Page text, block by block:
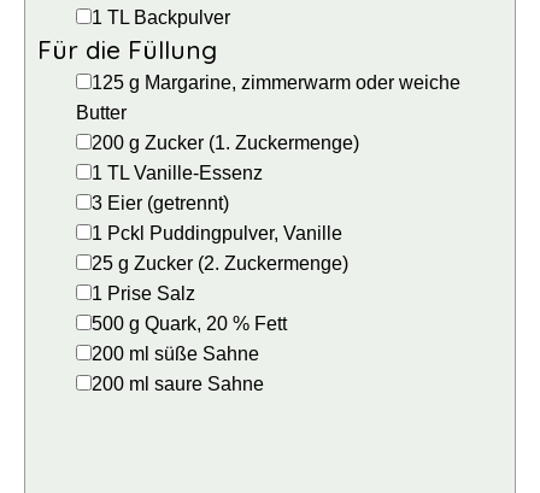
▢
1 TL Backpulver
Für die Füllung
▢
125 g Margarine, zimmerwarm oder weiche
Butter
▢
200 g Zucker (1. Zuckermenge)
▢
1 TL Vanille-Essenz
▢
3 Eier (getrennt)
▢1 Pckl Puddingpulver, Vanille
▢
25 g Zucker (2. Zuckermenge)
▢1 Prise Salz
▢
500 g Quark, 20 % Fett
▢
200 ml süße Sahne
▢
200 ml saure Sahne